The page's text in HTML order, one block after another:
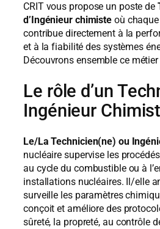
CRIT vous propose un poste de
d’Ingénieur chimiste où
contribue directement à la
et à la fiabilité des systèmes
Découvrons ensemble ce
Le rôle d’un
Ingénieur
Le/La Technicien(ne) ou
nucléaire supervise les
au cycle du combustible ou à
installations nucléaires. Il/elle
surveille les paramètres
conçoit et améliore des
sûreté, la propreté, au contrôle